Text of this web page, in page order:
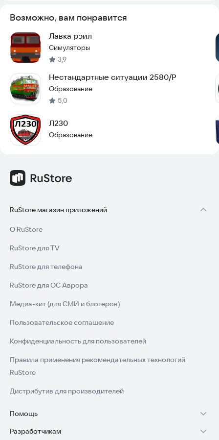
Возможно, вам понравится
Лавка рэил
Симуляторы
3,9
Нестандартные ситуации 2580/Р
Образование
5,0
Л230
Образование
RuStore магазин приложений
О RuStore
RuStore для TV
RuStore для телефона
RuStore для ОС Аврора
Медиа-кит (для СМИ и блогеров)
Пользовательское соглашение
Конфиденциальность для пользователей
Правила применения рекомендательных технологий
RuStore
Дистрибутив для производителей
Помощь
Установка RuStore на TV
Разработчикам